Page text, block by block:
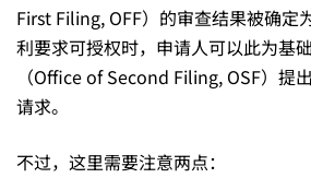
审
查？
First Filing, OFF）的审查结果被确定
利要求可授权时，申请人可以此为基
（Office of Second Filing, OSF）提
请求。
不过，这里需要注意两点：